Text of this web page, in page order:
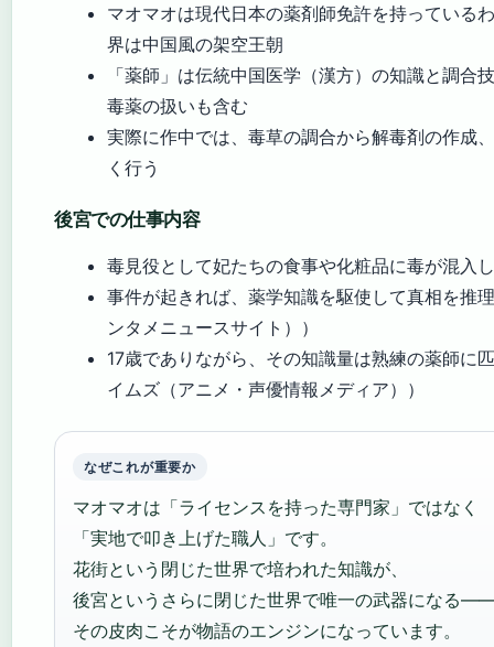
マオマオは現代日本の薬剤師免許を持ってい
界は中国風の架空王朝
「薬師」は伝統中国医学（漢方）の知識と調合
毒薬の扱いも含む
実際に作中では、毒草の調合から解毒剤の作成
く行う
後宮での仕事内容
毒見役として妃たちの食事や化粧品に毒が混入
事件が起きれば、薬学知識を駆使して真相を推
ンタメニュースサイト））
17歳でありながら、その知識量は熟練の薬師に
イムズ（アニメ・声優情報メディア））
なぜこれが重要か
マオマオは「ライセンスを持った専門家」ではなく
「実地で叩き上げた職人」です。
花街という閉じた世界で培われた知識が、
後宮というさらに閉じた世界で唯一の武器になる
その皮肉こそが物語のエンジンになっています。